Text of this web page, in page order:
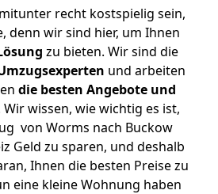
recht kostspielig sein,
denn wir sind hier, um Ihnen
zu bieten. Wir sind die
und arbeiten
die besten Angebote und
wissen, wie wichtig es ist,
von Worms nach Buckow
Geld zu sparen, und deshalb
Ihnen die besten Preise zu
eine kleine Wohnung haben